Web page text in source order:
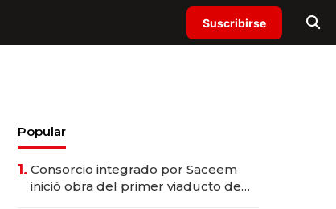
Suscribirse
Popular
1. Consorcio integrado por Saceem
inició obra del primer viaducto de